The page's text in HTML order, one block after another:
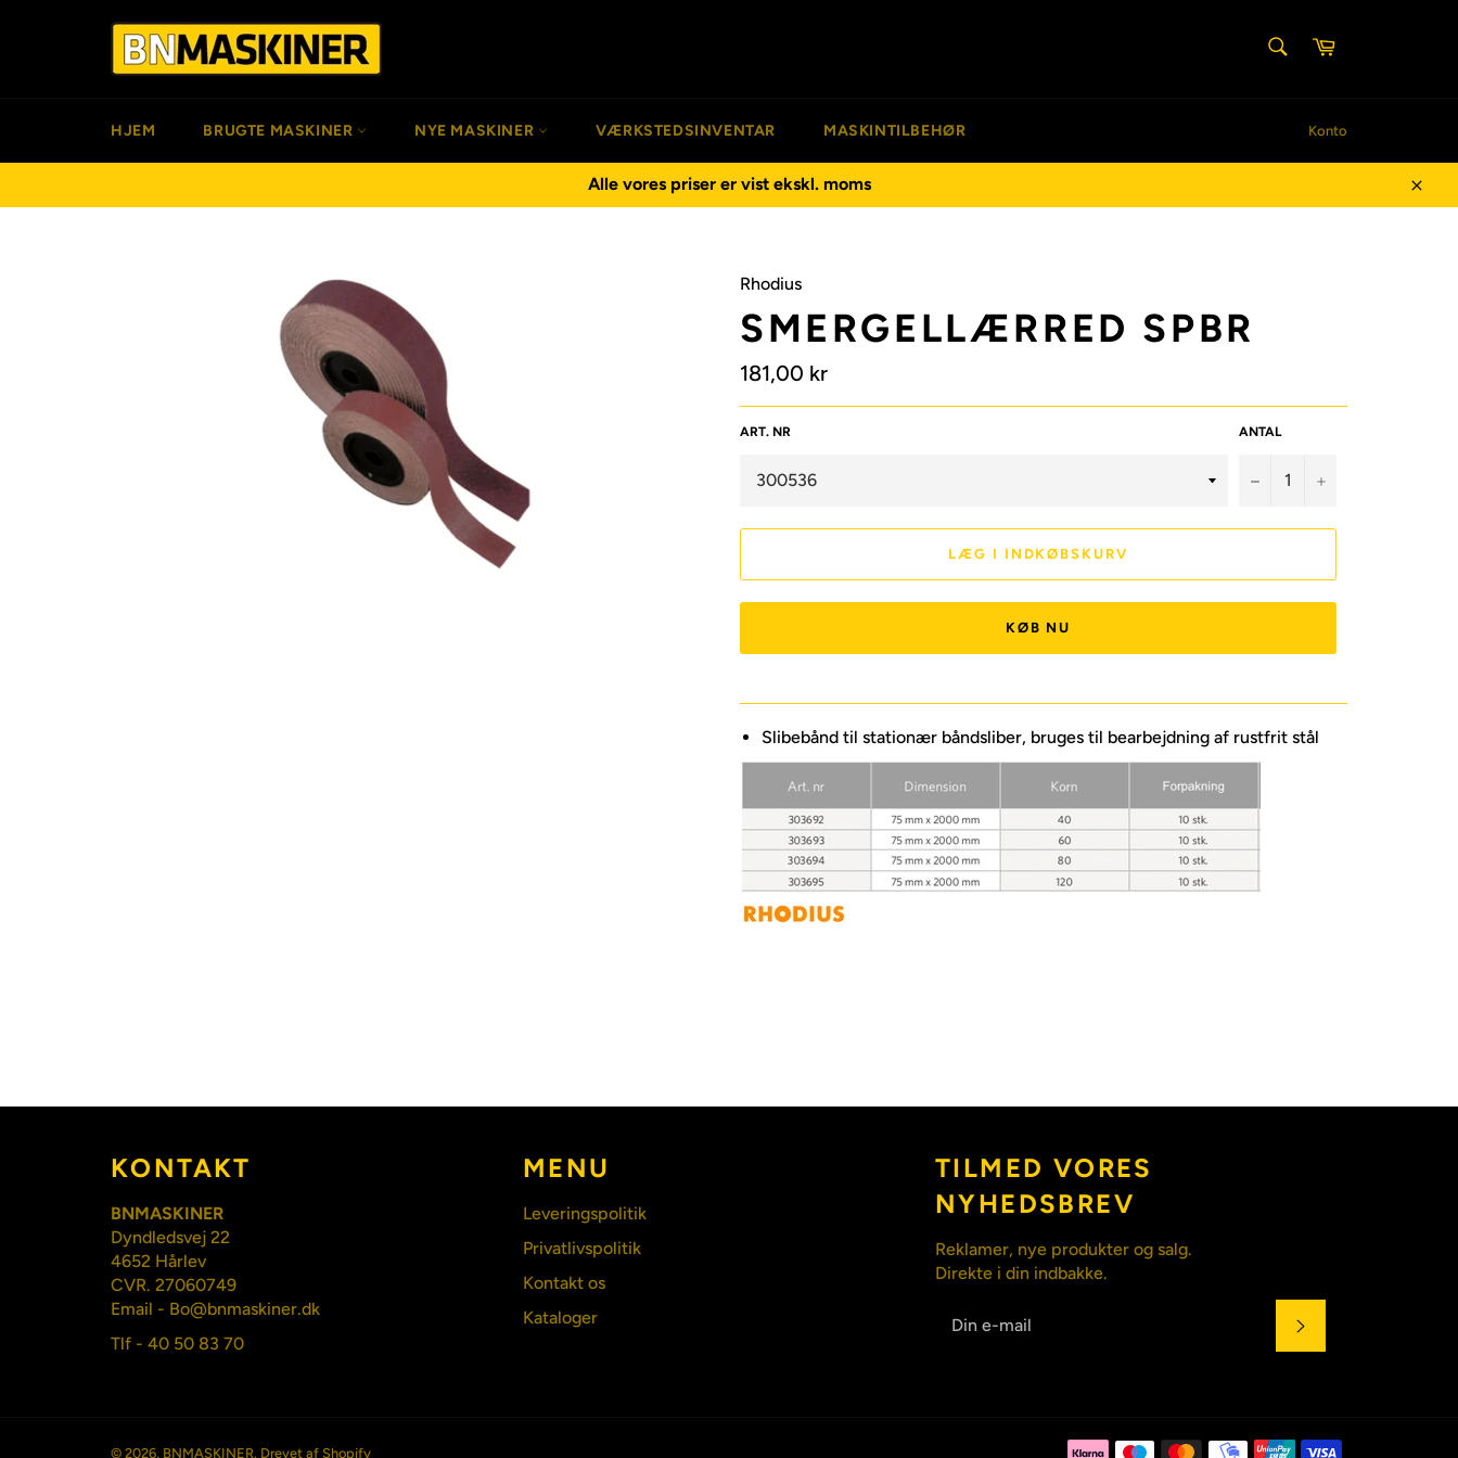
Indkøbskurv
HJEM BRUGTE MASKINER NYE MASKINER VÆRKSTEDSINVENTAR MASKINTILBEHØR Konto
Alle vores priser er vist ekskl. moms
Luk
Rhodius
SMERGELLÆRRED SPBR
Normalpris
181,00 kr
ART. NR ANTAL
− +
LÆG I INDKØBSKURV
KØB NU
Slibebånd til stationær båndsliber, bruges til bearbejdning af rustfrit stål
KONTAKT
BNMASKINER
Dyndledsvej 22
4652 Hårlev
CVR. 27060749
Email - Bo@bnmaskiner.dk
Tlf - 40 50 83 70
MENU
Leveringspolitik
Privatlivspolitik
Kontakt os
Kataloger
TILMED VORES
NYHEDSBREV
Reklamer, nye produkter og salg.
Direkte i din indbakke.
© 2026, BNMASKINER. Drevet af Shopify